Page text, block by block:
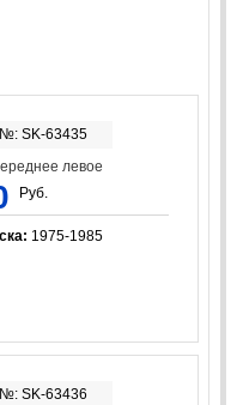
SK-63435
левое
Руб.
1975-1985
SK-63436